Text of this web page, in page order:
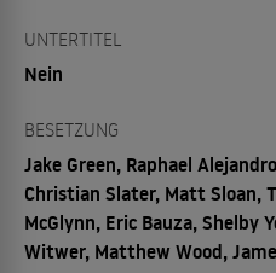
UNTERTITEL
Nein
BESETZUNG
Jake Green, Raphael
Christian Slater, Matt Sloan,
McGlynn, Eric Bauza, Shelby
Witwer, Matthew Wood,